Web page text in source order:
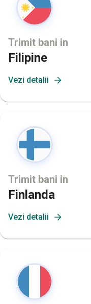
Trimit bani in
Filipine
Vezi detalii
Trimit bani in
Finlanda
Vezi detalii